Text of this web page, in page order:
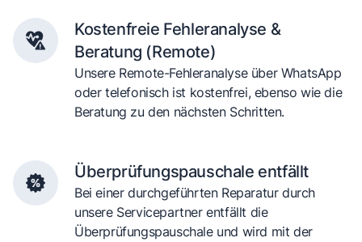
Kostenfreie Fehleranalyse &
Beratung (Remote)
Unsere Remote-Fehleranalyse über WhatsApp
oder telefonisch ist kostenfrei, ebenso wie die
Beratung zu den nächsten Schritten.
Überprüfungspauschale entfällt
Bei einer durchgeführten Reparatur durch
unsere Servicepartner entfällt die
Überprüfungspauschale und wird mit der